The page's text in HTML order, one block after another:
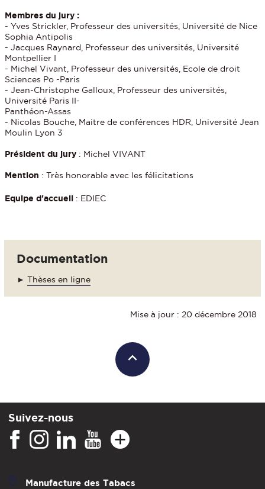
Membres du jury :
- Yves Strickler, Professeur des universités, Université de Nice
Sophia Antipolis
- Jacques Raynard, Professeur des universités, Université
Montpellier I
- Michel Vivant, Professeur des universités, Ecole de droit
Sciences Po -Paris
- Jean-Christophe Galloux, Professeur des universités,
Université Paris II-
Panthéon-Assas
- Nicolas Bouche, Maitre de conférences HDR, Université Jean
Moulin Lyon 3
Président du jury : Michel VIVANT
Mention : Très honorable avec les félicitations
Equipe d'accueil : EDIEC
Documentation
► Thèses en ligne
Mise à jour : 20 décembre 2018
Suivez-nous
Manufacture des Tabacs